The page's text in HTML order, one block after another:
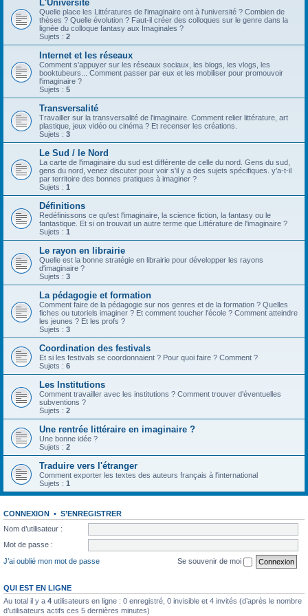
L'Université
Quelle place les Littératures de l'imaginaire ont à l'université ? Combien de
thèses ? Quelle évolution ? Faut-il créer des colloques sur le genre dans la
lignée du colloque fantasy aux Imaginales ?
Sujets : 2
Internet et les réseaux
Comment s'appuyer sur les réseaux sociaux, les blogs, les vlogs, les
booktubeurs... Comment passer par eux et les mobiliser pour promouvoir
l'imaginaire ?
Sujets : 5
Transversalité
Travailler sur la transversalité de l'imaginaire. Comment relier littérature, art
plastique, jeux vidéo ou cinéma ? Et recenser les créations.
Sujets : 3
Le Sud / le Nord
La carte de l'imaginaire du sud est différente de celle du nord. Gens du sud,
gens du nord, venez discuter pour voir s'il y a des sujets spécifiques. y'a-t-il
par territoire des bonnes pratiques à imaginer ?
Sujets : 1
Définitions
Redéfinissons ce qu'est l'imaginaire, la science fiction, la fantasy ou le
fantastique. Et si on trouvait un autre terme que Littérature de l'imaginaire ?
Sujets : 1
Le rayon en librairie
Quelle est la bonne stratégie en librairie pour développer les rayons
d'imaginaire ?
Sujets : 3
La pédagogie et formation
Comment faire de la pédagogie sur nos genres et de la formation ? Quelles
fiches ou tutoriels imaginer ? Et comment toucher l'école ? Comment atteindre
les jeunes ? Et les profs ?
Sujets : 3
Coordination des festivals
Et si les festivals se coordonnaient ? Pour quoi faire ? Comment ?
Sujets : 6
Les Institutions
Comment travailler avec les institutions ? Comment trouver d'éventuelles
subventions ?
Sujets : 2
Une rentrée littéraire en imaginaire ?
Une bonne idée ?
Sujets : 2
Traduire vers l'étranger
Comment exporter les textes des auteurs français à l'international
Sujets : 1
CONNEXION • S’ENREGISTRER
Nom d’utilisateur :
Mot de passe :
J’ai oublié mon mot de passe
Se souvenir de moi
QUI EST EN LIGNE
Au total il y a 4 utilisateurs en ligne : 0 enregistré, 0 invisible et 4 invités (d’après le nombre
d’utilisateurs actifs ces 5 dernières minutes)